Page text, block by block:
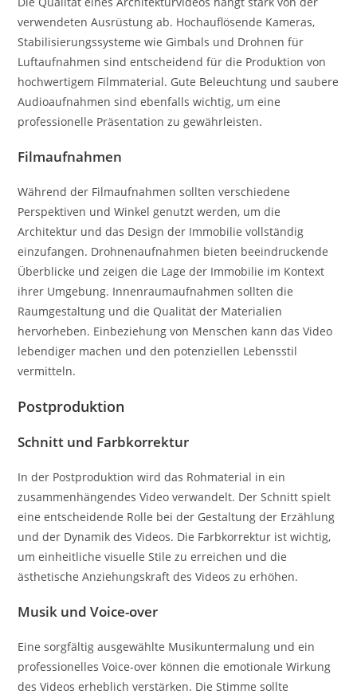
verwendeten Ausrüstung ab. Hochauflösende Kameras,
Stabilisierungssysteme wie Gimbals und Drohnen für
Luftaufnahmen sind entscheidend für die Produktion von
hochwertigem Filmmaterial. Gute Beleuchtung und saubere
Audioaufnahmen sind ebenfalls wichtig, um eine
professionelle Präsentation zu gewährleisten.
Filmaufnahmen
Während der Filmaufnahmen sollten verschiedene
Perspektiven und Winkel genutzt werden, um die
Architektur und das Design der Immobilie vollständig
einzufangen. Drohnenaufnahmen bieten beeindruckende
Überblicke und zeigen die Lage der Immobilie im Kontext
ihrer Umgebung. Innenraumaufnahmen sollten die
Raumgestaltung und die Qualität der Materialien
hervorheben. Einbeziehung von Menschen kann das Video
lebendiger machen und den potenziellen Lebensstil
vermitteln.
Postproduktion
Schnitt und Farbkorrektur
In der Postproduktion wird das Rohmaterial in ein
zusammenhängendes Video verwandelt. Der Schnitt spielt
eine entscheidende Rolle bei der Gestaltung der Erzählung
und der Dynamik des Videos. Die Farbkorrektur ist wichtig,
um einheitliche visuelle Stile zu erreichen und die
ästhetische Anziehungskraft des Videos zu erhöhen.
Musik und Voice-over
Eine sorgfältig ausgewählte Musikuntermalung und ein
professionelles Voice-over können die emotionale Wirkung
des Videos erheblich verstärken. Die Stimme sollte